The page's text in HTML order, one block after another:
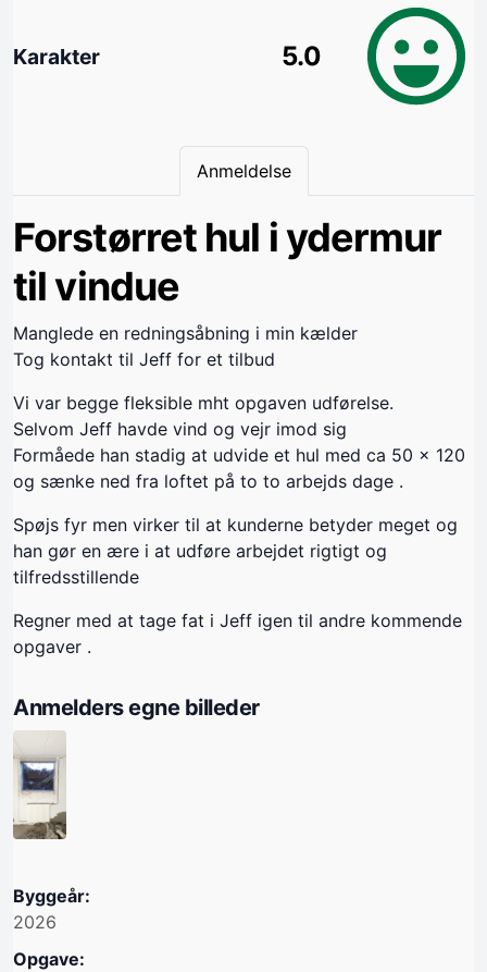
Karakter 5.0
Anmeldelse
Forstørret hul i ydermur
til vindue
Manglede en redningsåbning i min kælder
Tog kontakt til Jeff for et tilbud
Vi var begge fleksible mht opgaven udførelse.
Selvom Jeff havde vind og vejr imod sig
Formåede han stadig at udvide et hul med ca 50 x 120
og sænke ned fra loftet på to to arbejds dage .
Spøjs fyr men virker til at kunderne betyder meget og
han gør en ære i at udføre arbejdet rigtigt og
tilfredsstillende
Regner med at tage fat i Jeff igen til andre kommende
opgaver .
Anmelders egne billeder
Byggeår:
2026
Opgave: